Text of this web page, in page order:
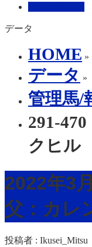
データ
HOME »
データ »
管理馬/
291-
クヒル
2022年3
父：カレ
投稿者 : Ikusei_Mitsu